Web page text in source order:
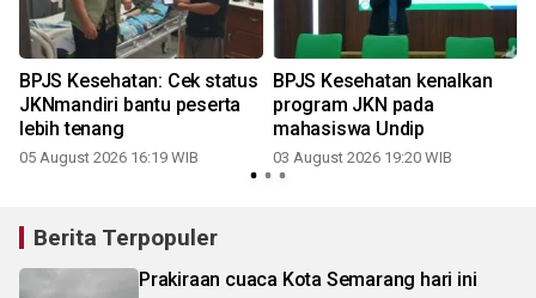
BPJS Kesehatan: Cek status
JKNmandiri bantu peserta
lebih tenang
05 August 2026 16:19 WIB
BPJS Kesehatan kenalkan
program JKN pada
mahasiswa Undip
03 August 2026 19:20 WIB
Berita Terpopuler
Prakiraan cuaca Kota Semarang hari ini